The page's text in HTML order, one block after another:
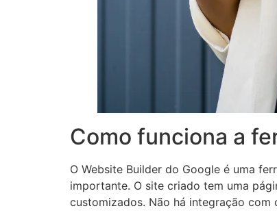
Como funciona a
O Website Builder do Google é uma
importante. O site criado tem uma
customizados. Não há integração